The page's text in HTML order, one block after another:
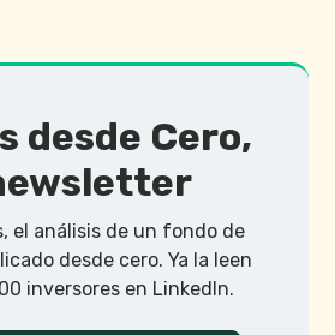
desde Cero,
el análisis de un fondo de
desde cero. Ya la leen
inversores en LinkedIn.